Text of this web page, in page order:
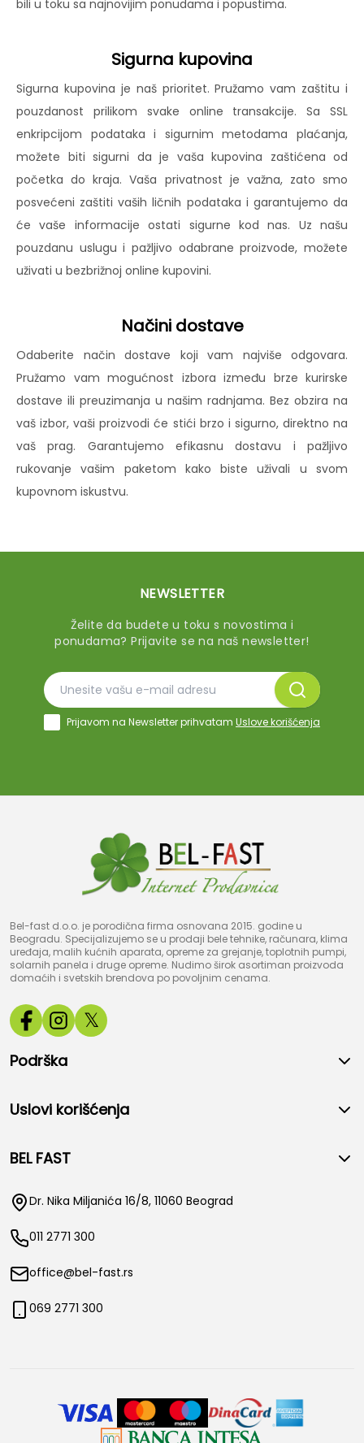
bili u toku sa najnovijim ponudama i popustima.
Sigurna kupovina
Sigurna kupovina je naš prioritet. Pružamo vam zaštitu i
pouzdanost prilikom svake online transakcije. Sa SSL
enkripcijom podataka i sigurnim metodama plaćanja,
možete biti sigurni da je vaša kupovina zaštićena od
početka do kraja. Vaša privatnost je važna, zato smo
posvećeni zaštiti vaših ličnih podataka i garantujemo da
će vaše informacije ostati sigurne kod nas. Uz našu
pouzdanu uslugu i pažljivo odabrane proizvode, možete
uživati u bezbrižnoj online kupovini.
Načini dostave
Odaberite način dostave koji vam najviše odgovara.
Pružamo vam mogućnost izbora između brze kurirske
dostave ili preuzimanja u našim radnjama. Bez obzira na
vaš izbor, vaši proizvodi će stići brzo i sigurno, direktno na
vaš prag. Garantujemo efikasnu dostavu i pažljivo
rukovanje vašim paketom kako biste uživali u svom
kupovnom iskustvu.
NEWSLETTER
Želite da budete u toku s novostima i
ponudama? Prijavite se na naš newsletter!
Prijavom na Newsletter prihvatam Uslove korišćenja
Bel-fast d.o.o. je porodična firma osnovana 2015. godine u
Beogradu. Specijalizujemo se u prodaji bele tehnike, računara, klima
uređaja, malih kućnih aparata, opreme za grejanje, toplotnih pumpi,
solarnih panela i druge opreme. Nudimo širok asortiman proizvoda
domaćih i svetskih brendova po povoljnim cenama.
𝕏
Podrška
Uslovi korišćenja
BEL FAST
Dr. Nika Miljanića 16/8, 11060 Beograd
011 2771 300
office@bel-fast.rs
069 2771 300